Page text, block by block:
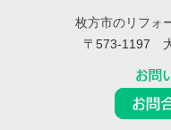
枚方市のリフォ
〒573-1197